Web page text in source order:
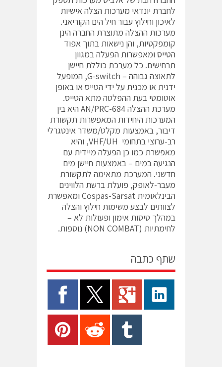
לחברת יונדאי מערכות הצלה אישיות
לאיכון וחילוץ עבור חיל הים הקוריאני.
מערכות ההצלה מתוצרת החברה הינן
קומפקטיות, והן נישאות בתוך אפוד
הטייס ומאפשרות הפעלה במגוון
תרחישים. כל מערכת כוללת חיישן
לתאוצה גבוהה – G-switch, המופעל
ידנית או מכנית על ידי הטייס או באופן
אוטומטי בעת ההפלטה מתא הטייס.
מערכת ההצלה AN/PRC-684 היא בין
המערכות היחידות המאפשרות תקשורת
דיבור, באמצעות מקלט/משדר אינטגרלי
רב-ערוצי בתחומי VHF/UH, והיא
מאפשרת כמו כן הפעלה מיידית עם
הנגיעה במים – באמצעות חיישן מים
חדשני. המערכת מתאימה לתקשורת
מעבר-לאופק, פועלת ברשת הלווינים
הבינלאומית Cospas-Sarsat ומאפשרת
לצוותים לבצע משימות חילוץ והצלה
במהלך טיסות אימון ופעולות לא –
לחימתיות (NON COMBAT) נוספות.
שתף כתבה